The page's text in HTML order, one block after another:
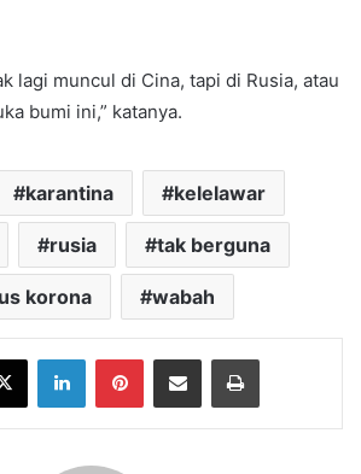
lagi muncul di Cina, tapi di Rusia, atau
bumi ini,” katanya.
karantina kelelawar
rusia tak berguna
korona wabah
X LinkedInPinterestShare via Email Print